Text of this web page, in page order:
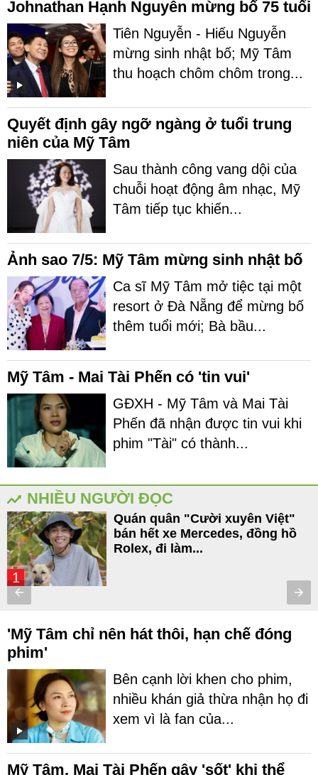
Johnathan Hạnh Nguyễn mừng bố 75 tuổi
Tiên Nguyễn - Hiếu Nguyễn
mừng sinh nhật bố; Mỹ Tâm
thu hoạch chôm chôm trong...
Quyết định gây ngỡ ngàng ở tuổi trung
niên của Mỹ Tâm
Sau thành công vang dội của
chuỗi hoạt động âm nhạc, Mỹ
Tâm tiếp tục khiến...
Ảnh sao 7/5: Mỹ Tâm mừng sinh nhật bố
Ca sĩ Mỹ Tâm mở tiệc tại một
resort ở Đà Nẵng để mừng bố
thêm tuổi mới; Bà bầu...
Mỹ Tâm - Mai Tài Phến có 'tin vui'
GĐXH - Mỹ Tâm và Mai Tài
Phến đã nhận được tin vui khi
phim "Tài" có thành...
NHIỀU NGƯỜI ĐỌC
1
Quán quân "Cười xuyên Việt"
bán hết xe Mercedes, đồng hồ
Rolex, đi làm...
'Mỹ Tâm chỉ nên hát thôi, hạn chế đóng
phim'
Bên cạnh lời khen cho phim,
nhiều khán giả thừa nhận họ đi
xem vì là fan của...
Mỹ Tâm, Mai Tài Phến gây 'sốt' khi thể